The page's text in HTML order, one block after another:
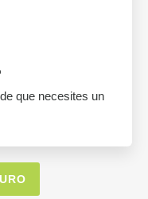
que necesites un